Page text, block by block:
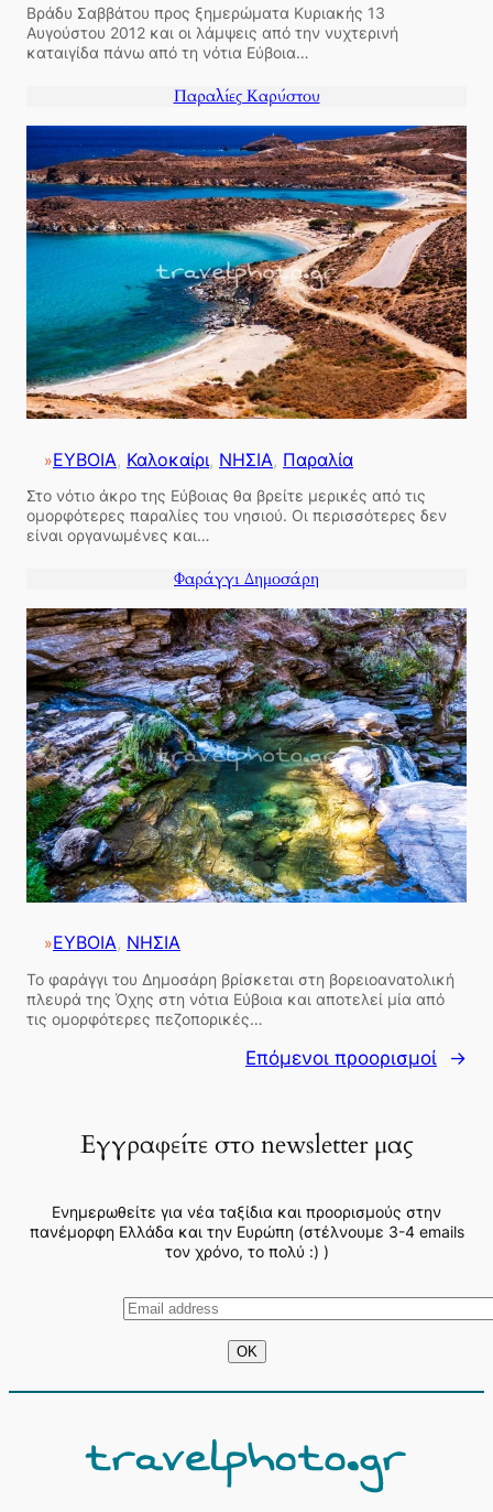
Βράδυ Σαββάτου προς ξημερώματα Κυριακής 13
Αυγούστου 2012 και οι λάμψεις από την νυχτερινή
καταιγίδα πάνω από τη νότια Εύβοια…
Παραλίες Καρύστου
»ΕΥΒΟΙΑ, Καλοκαίρι, ΝΗΣΙΑ, Παραλία
Στο νότιο άκρο της Εύβοιας θα βρείτε μερικές από τις
ομορφότερες παραλίες του νησιού. Οι περισσότερες δεν
είναι οργανωμένες και…
Φαράγγι Δημοσάρη
»ΕΥΒΟΙΑ, ΝΗΣΙΑ
Το φαράγγι του Δημοσάρη βρίσκεται στη βορειοανατολική
πλευρά της Όχης στη νότια Εύβοια και αποτελεί μία από
τις ομορφότερες πεζοπορικές…
Επόμενοι προορισμοί →
Εγγραφείτε στο newsletter μας
Ενημερωθείτε για νέα ταξίδια και προορισμούς στην
πανέμορφη Ελλάδα και την Ευρώπη (στέλνουμε 3-4 emails
τον χρόνο, το πολύ :) )